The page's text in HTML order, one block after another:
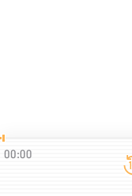
00:00